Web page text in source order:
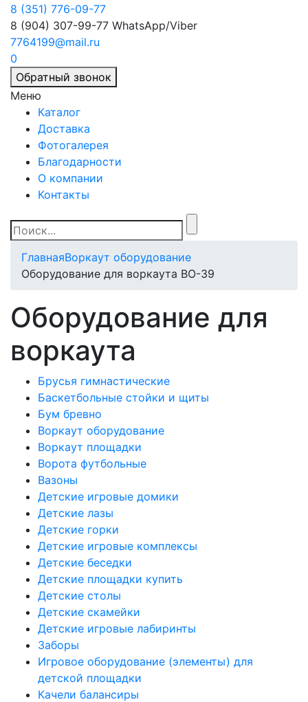
8 (351) 776-09-77
8 (904) 307-99-77 WhatsApp/Viber
7764199@mail.ru
0
Обратный звонок
Меню
Каталог
Доставка
Фотогалерея
Благодарности
О компании
Контакты
ГлавнаяВоркаут оборудование
Оборудование для воркаута ВО-39
Оборудование для
воркаута
Брусья гимнастические
Баскетбольные стойки и щиты
Бум бревно
Воркаут оборудование
Воркаут площадки
Ворота футбольные
Вазоны
Детские игровые домики
Детские лазы
Детские горки
Детские игровые комплексы
Детские беседки
Детские площадки купить
Детские столы
Детские скамейки
Детские игровые лабиринты
Заборы
Игровое оборудование (элементы) для
детской площадки
Качели балансиры